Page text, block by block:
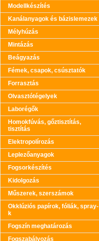
Modellkészítés
Kanálanyagok és bázislemezek
Mélyhúzás
Mintázás
Beágyazás
Fémek, csapok, csúsztatók
Forrasztás
Olvasztótégelyek
Laborégők
Homokfúvás, gőztisztítás,
tisztítás
Elektropolírozás
Leplezőanyagok
Fogsorkészítés
Kidolgozás
Műszerek, szerszámok
Okklúziós papírok, fóliák, spray-
k
Fogszín meghatározás
Fogszabályozás